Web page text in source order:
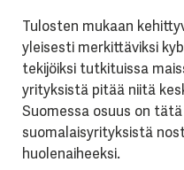
Tulosten mukaan
yleisesti merkittäviksi
tekijöiksi tutkituissa
yrityksistä pitää niitä
Suomessa osuus on
suomalaisyrityksistä
huolenaiheeksi.